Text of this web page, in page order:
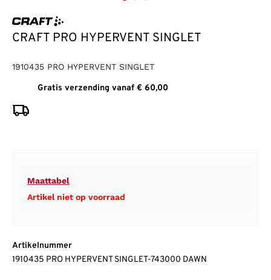
CRAFT PRO HYPERVENT SINGLET
1910435 PRO HYPERVENT SINGLET
Gratis verzending vanaf € 60,00
Maattabel
Artikel niet op voorraad
Artikelnummer
1910435 PRO HYPERVENT SINGLET-743000 DAWN